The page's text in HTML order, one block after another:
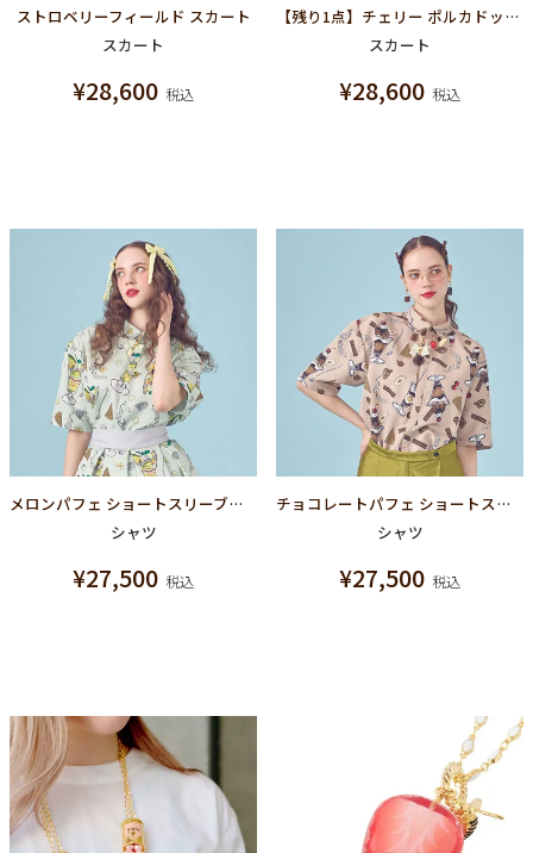
ストロベリーフィールド スカート
スカート
¥28,600 税込
【残り1点】チェリー ポルカドット スカート
スカート
¥28,600 税込
メロンパフェ ショートスリーブシャツ
シャツ
¥27,500 税込
チョコレートパフェ ショートスリーブシャツ
シャツ
¥27,500 税込